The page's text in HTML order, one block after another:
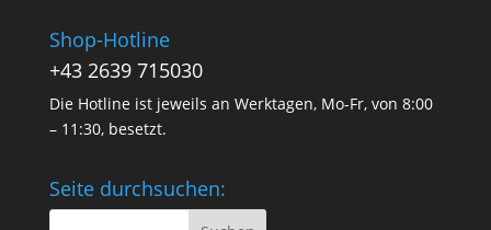
Shop-Hotline
+43 2639 715030
Die Hotline ist jeweils an Werktagen, Mo-Fr, von 8:00
– 11:30, besetzt.
Seite durchsuchen: